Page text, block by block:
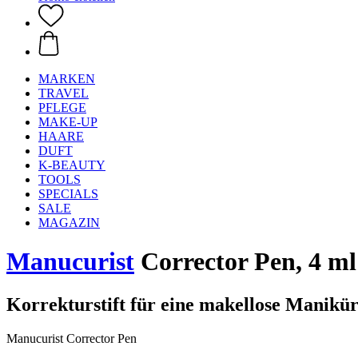
MARKEN
TRAVEL
PFLEGE
MAKE-UP
HAARE
DUFT
K-BEAUTY
TOOLS
SPECIALS
SALE
MAGAZIN
Manucurist Corrector Pen, 4 ml
Korrekturstift für eine makellose
Manucurist Corrector Pen